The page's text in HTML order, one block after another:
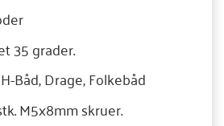
35 grader.
Båd, Drage, Folkebåd
M5x8mm skruer.